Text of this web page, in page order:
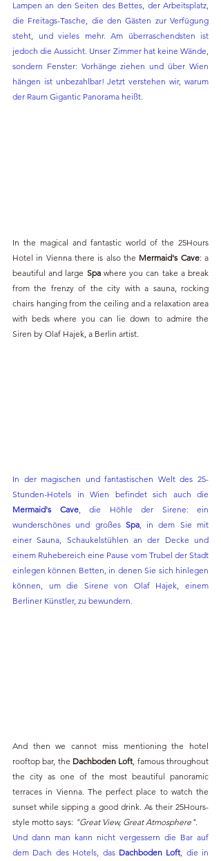
Lampen an den Seiten des Bettes, der Arbeitsplatz,
die Freitags-Tasche, die den Gästen zur Verfügung
steht, und vieles mehr. Am überraschendsten ist
jedoch die Aussicht. Unser Zimmer hat keine Wände,
sondern Fenster: Vorhänge ziehen und über Wien
hängen ist unbezahlbar! Jetzt verstehen wir, warum
der Raum Gigantic Panorama heißt.
In the magical and fantastic world of the 25Hours
Hotel in Vienna there is also the Mermaid's Cave: a
beautiful and large Spa where you can take a break
from the frenzy of the city with a sauna, rocking
chairs hanging from the ceiling and a relaxation area
with beds where you can lie down to admire the
Siren by Olaf Hajek, a Berlin artist.
In der magischen und fantastischen Welt des 25-
Mermaid's Cave, die Höhle der Sirene: ein
wunderschönes und großes Spa, in dem Sie mit
einer Sauna, Schaukelstühlen an der Decke und
einem Ruhebereich eine Pause vom Trubel der Stadt
einlegen können Betten, in denen Sie sich hinlegen
können, um die Sirene von Olaf Hajek, einem
Berliner Künstler, zu bewundern.
And then we cannot miss mentioning the hotel
rooftop bar, the Dachboden Loft, famous throughout
the city as one of the most beautiful panoramic
terraces in Vienna. The perfect place to watch the
sunset while sipping a good drink. As their 25Hours-
style motto says: "Great View, Great Atmosphere".
Und dann man kann nicht vergessern die Bar auf
dem Dach des Hotels, das Dachboden Loft, die in